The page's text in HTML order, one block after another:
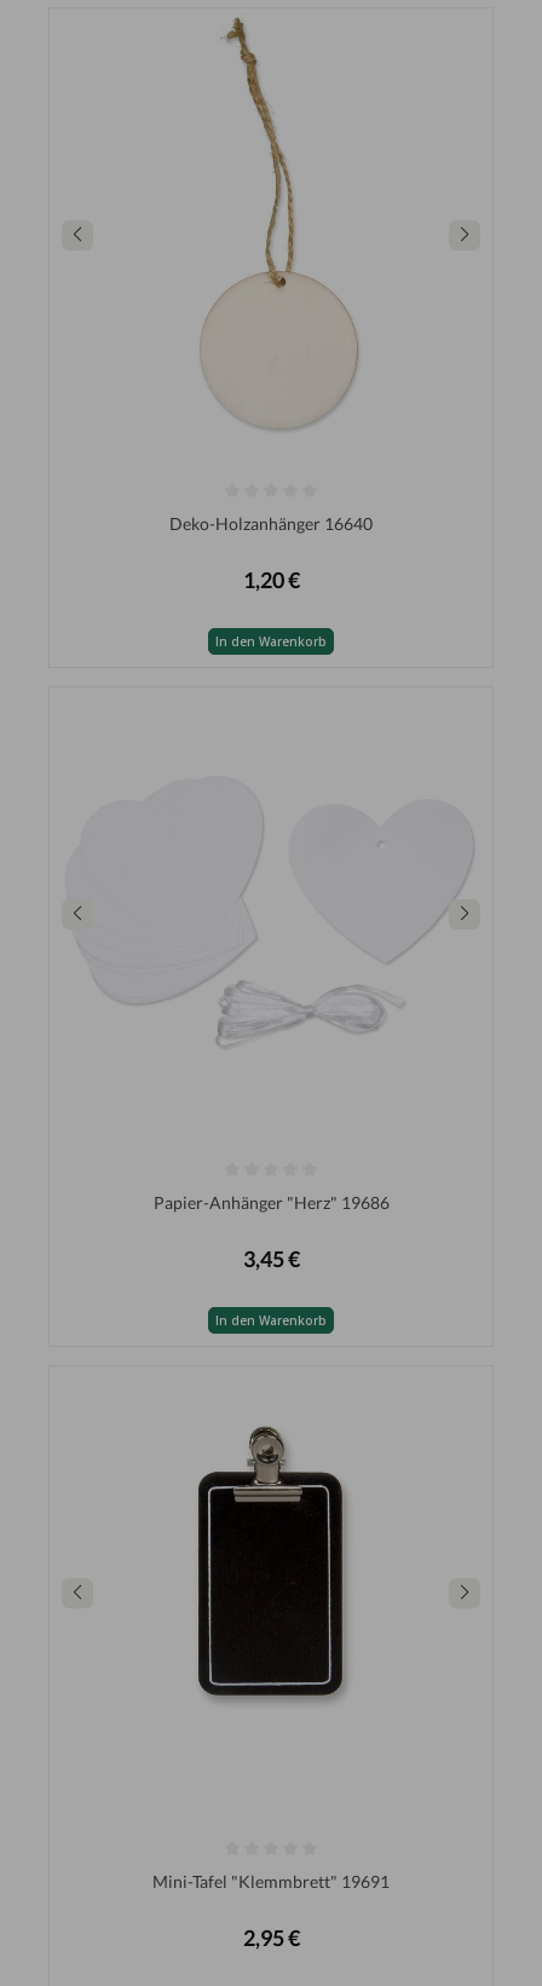
Deko-Holzanhänger 16640
1,20 €
In den Warenkorb
Papier-Anhänger "Herz" 19686
3,45 €
In den Warenkorb
Mini-Tafel "Klemmbrett" 19691
2,95 €